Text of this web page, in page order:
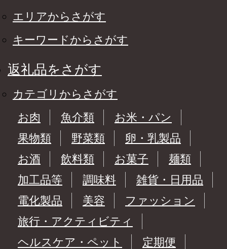
エリアからさがす
キーワードからさがす
返礼品をさがす
カテゴリからさがす
お肉
魚介類
お米・パン
果物類
野菜類
卵・乳製品
お酒
飲料類 お菓子
麺類
加工品等
調味料
雑貨・日用品
電化製品
美容
ファッション
旅行・アクティビティ
ヘルスケア・ペット
定期便